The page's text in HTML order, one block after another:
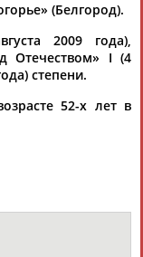
РЕКЛАМА
(Белгород).
2009 года),
Отечеством» I (4
степени.
52-х лет в